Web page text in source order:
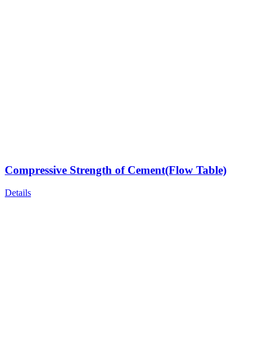
Compressive Strength of Cement(Flow Table)
Details